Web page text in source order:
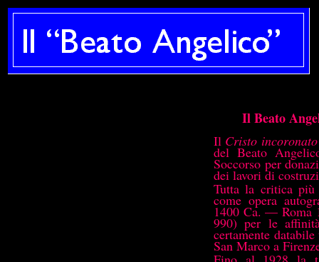
Il Beato
Il Cristo
del Beato
Soccorso per
dei lavori di
Tutta la critica più
come opera
1400 Ca. — Roma
990) per le
certamente
San Marco a